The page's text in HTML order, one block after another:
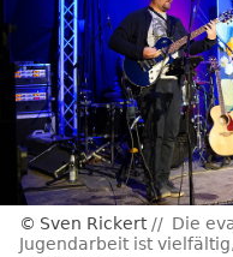
Sven Rickert
Die
Jugendarbeit ist